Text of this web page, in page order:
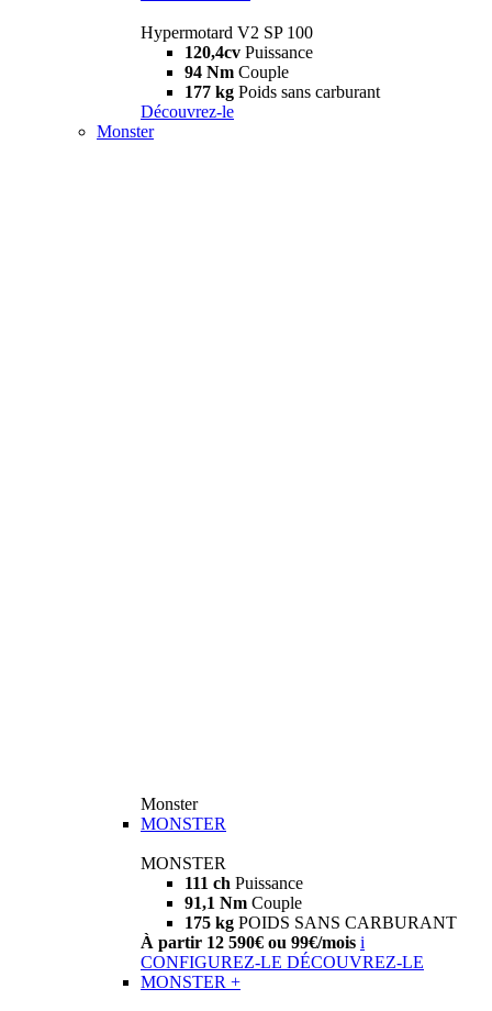
Hypermotard V2 SP 100
120,4cv Puissance
94 Nm Couple
177 kg Poids sans carburant
Découvrez-le
Monster
Monster
MONSTER
MONSTER
111 ch Puissance
91,1 Nm Couple
175 kg POIDS SANS CARBURANT
À partir 12 590€ ou 99€/mois i
CONFIGUREZ-LE DÉCOUVREZ-LE
MONSTER +